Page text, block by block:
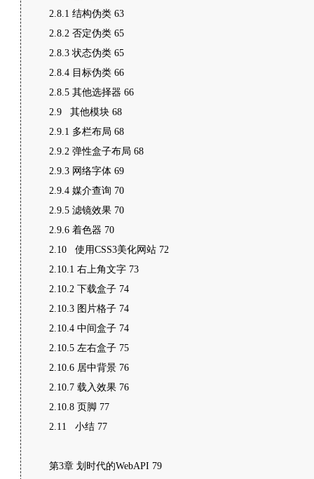
2.8.1 结构伪类 63
2.8.2 否定伪类 65
2.8.3 状态伪类 65
2.8.4 目标伪类 66
2.8.5 其他选择器 66
2.9 其他模块 68
2.9.1 多栏布局 68
2.9.2 弹性盒子布局 68
2.9.3 网络字体 69
2.9.4 媒介查询 70
2.9.5 滤镜效果 70
2.9.6 着色器 70
2.10 使用CSS3美化网站 72
2.10.1 右上角文字 73
2.10.2 下载盒子 74
2.10.3 图片格子 74
2.10.4 中间盒子 74
2.10.5 左右盒子 75
2.10.6 居中背景 76
2.10.7 载入效果 76
2.10.8 页脚 77
2.11 小结 77
第3章 划时代的WebAPI 79